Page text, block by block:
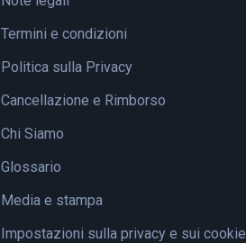
Termini e condizioni
Politica sulla Privacy
Cancellazione e Rimborso
Chi Siamo
Glossario
Media e stampa
Impostazioni sulla privacy e sui cookie